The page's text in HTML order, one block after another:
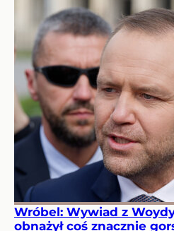
Wróbel: Wywiad z
obnażył coś znacznie